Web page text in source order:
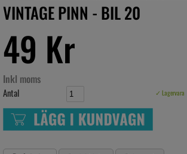
VINTAGE PINN - BIL 20
49 Kr
Inkl moms
Antal ✓ Lagervara